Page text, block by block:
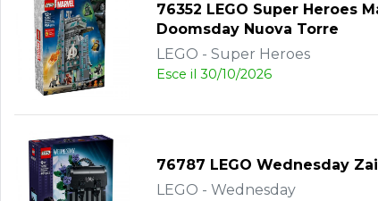
76352 LEGO Super Heroes
Doomsday Nuova Torre
LEGO - Super Heroes
Esce il 30/10/2026
76787 LEGO Wednesday
LEGO - Wednesday